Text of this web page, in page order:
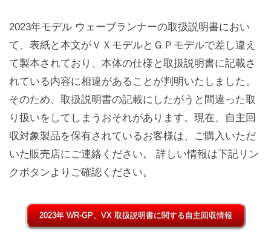
2023年モデル ウェーブランナーの取扱説明書におい
て、表紙と本文がＶＸモデルとＧＰモデルで差し違え
て製本されており、本体の仕様と取扱説明書に記載さ
れている内容に相違があることが判明いたしました。
そのため、取扱説明書の記載にしたがうと間違った取
り扱いをしてしまうおそれがあります。現在、自主回
収対象製品を保有されているお客様は、ご購入いただ
いた販売店にご連絡ください。 詳しい情報は下記リン
クボタンよりご確認ください。
2023年 WR-GP、VX 取扱説明書に関する自主回収情報